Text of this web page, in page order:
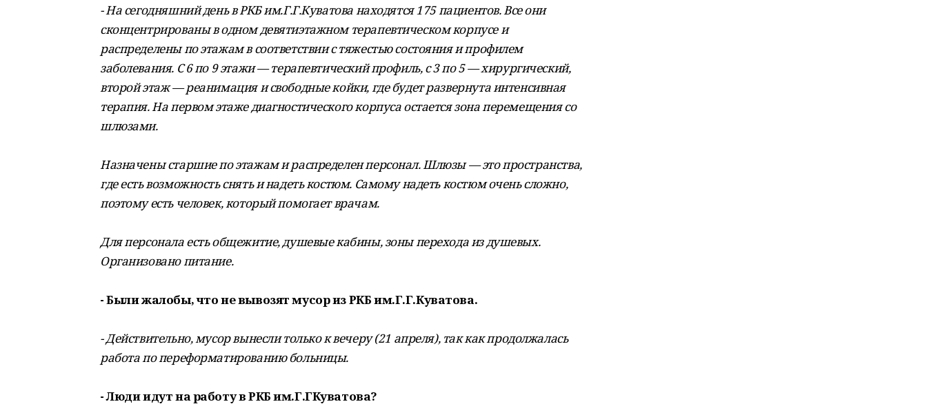
- На сегодняшний день в РКБ им.Г.Г.Куватова находятся 175 пациентов. Все они
сконцентрированы в одном девятиэтажном терапевтическом корпусе и
распределены по этажам в соответствии с тяжестью состояния и профилем
заболевания. С 6 по 9 этажи — терапевтический профиль, с 3 по 5 — хирургический,
второй этаж — реанимация и свободные койки, где будет развернута интенсивная
терапия. На первом этаже диагностического корпуса остается зона перемещения со
шлюзами.
Назначены старшие по этажам и распределен персонал. Шлюзы — это пространства,
где есть возможность снять и надеть костюм. Самому надеть костюм очень сложно,
поэтому есть человек, который помогает врачам.
Для персонала есть общежитие, душевые кабины, зоны перехода из душевых.
Организовано питание.
- Были жалобы, что не вывозят мусор из РКБ им.Г.Г.Куватова.
- Действительно, мусор вынесли только к вечеру (21 апреля), так как продолжалась
работа по переформатированию больницы.
- Люди идут на работу в РКБ им.Г.ГКуватова?